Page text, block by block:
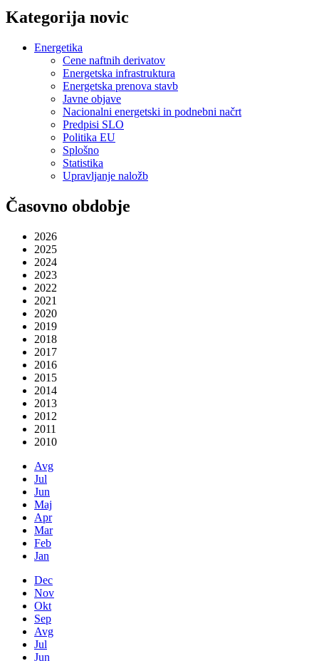
Kategorija novic
Energetika
Cene naftnih derivatov
Energetska infrastruktura
Energetska prenova stavb
Javne objave
Nacionalni energetski in podnebni načrt
Predpisi SLO
Politika EU
Splošno
Statistika
Upravljanje naložb
Časovno obdobje
2026
2025
2024
2023
2022
2021
2020
2019
2018
2017
2016
2015
2014
2013
2012
2011
2010
Avg
Jul
Jun
Maj
Apr
Mar
Feb
Jan
Dec
Nov
Okt
Sep
Avg
Jul
Jun